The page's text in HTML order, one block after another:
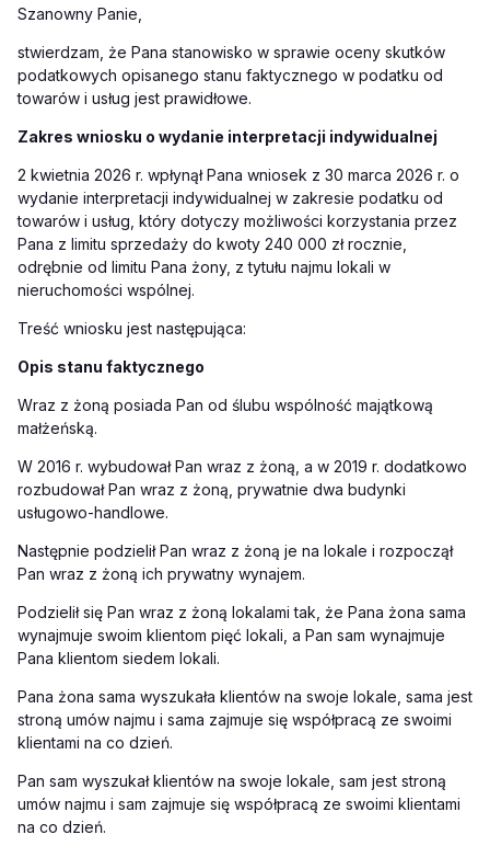
Szanowny Panie,
stwierdzam, że Pana stanowisko w sprawie oceny skutków
podatkowych opisanego stanu faktycznego w podatku od
towarów i usług jest prawidłowe.
Zakres wniosku o wydanie interpretacji indywidualnej
2 kwietnia 2026 r. wpłynął Pana wniosek z 30 marca 2026 r. o
wydanie interpretacji indywidualnej w zakresie podatku od
towarów i usług, który dotyczy możliwości korzystania przez
Pana z limitu sprzedaży do kwoty 240 000 zł rocznie,
odrębnie od limitu Pana żony, z tytułu najmu lokali w
nieruchomości wspólnej.
Treść wniosku jest następująca:
Opis stanu faktycznego
Wraz z żoną posiada Pan od ślubu wspólność majątkową
małżeńską.
W 2016 r. wybudował Pan wraz z żoną, a w 2019 r. dodatkowo
rozbudował Pan wraz z żoną, prywatnie dwa budynki
usługowo-handlowe.
Następnie podzielił Pan wraz z żoną je na lokale i rozpoczął
Pan wraz z żoną ich prywatny wynajem.
Podzielił się Pan wraz z żoną lokalami tak, że Pana żona sama
wynajmuje swoim klientom pięć lokali, a Pan sam wynajmuje
Pana klientom siedem lokali.
Pana żona sama wyszukała klientów na swoje lokale, sama jest
stroną umów najmu i sama zajmuje się współpracą ze swoimi
klientami na co dzień.
Pan sam wyszukał klientów na swoje lokale, sam jest stroną
umów najmu i sam zajmuje się współpracą ze swoimi klientami
na co dzień.